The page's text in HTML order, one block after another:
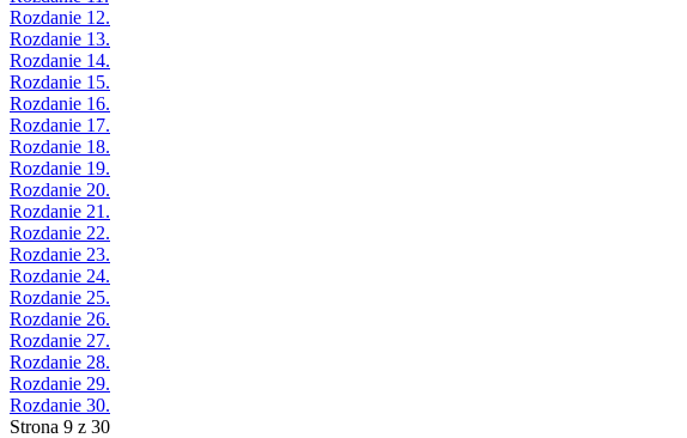
Rozdanie 12.
Rozdanie 13.
Rozdanie 14.
Rozdanie 15.
Rozdanie 16.
Rozdanie 17.
Rozdanie 18.
Rozdanie 19.
Rozdanie 20.
Rozdanie 21.
Rozdanie 22.
Rozdanie 23.
Rozdanie 24.
Rozdanie 25.
Rozdanie 26.
Rozdanie 27.
Rozdanie 28.
Rozdanie 29.
Rozdanie 30.
Strona 9 z 30